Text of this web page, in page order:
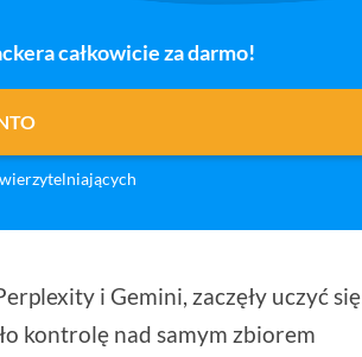
całkowicie za darmo!
i Gemini, zaczęły uczyć się
kontrolę nad samym zbiorem